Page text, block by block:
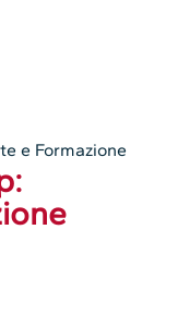
e Formazione